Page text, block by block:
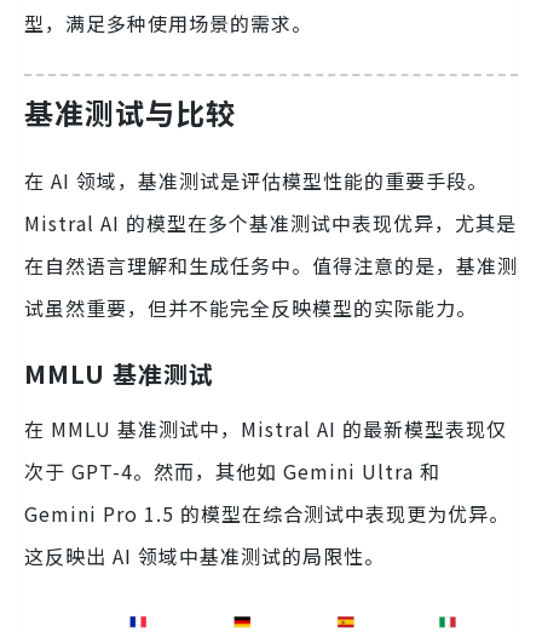
型，满足多种使用场景的需求。
基准测试与比较
在 AI 领域，基准测试是评估模型性能的重要手段。
Mistral AI 的模型在多个基准测试中表现优异，尤其是
在自然语言理解和生成任务中。值得注意的是，基准测
试虽然重要，但并不能完全反映模型的实际能力。
MMLU 基准测试
在 MMLU 基准测试中，Mistral AI 的最新模型表现仅
次于 GPT-4。然而，其他如 Gemini Ultra 和
Gemini Pro 1.5 的模型在综合测试中表现更为优异。
这反映出 AI 领域中基准测试的局限性。